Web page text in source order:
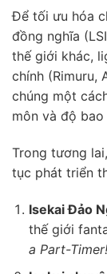
Để tối ưu hóa
đồng nghĩa
thế giới khác,
chính (Rimuru,
chúng một
môn và độ
Trong tương
tục phát triển
Isekai Đảo
thế giới
a Part-Timer!